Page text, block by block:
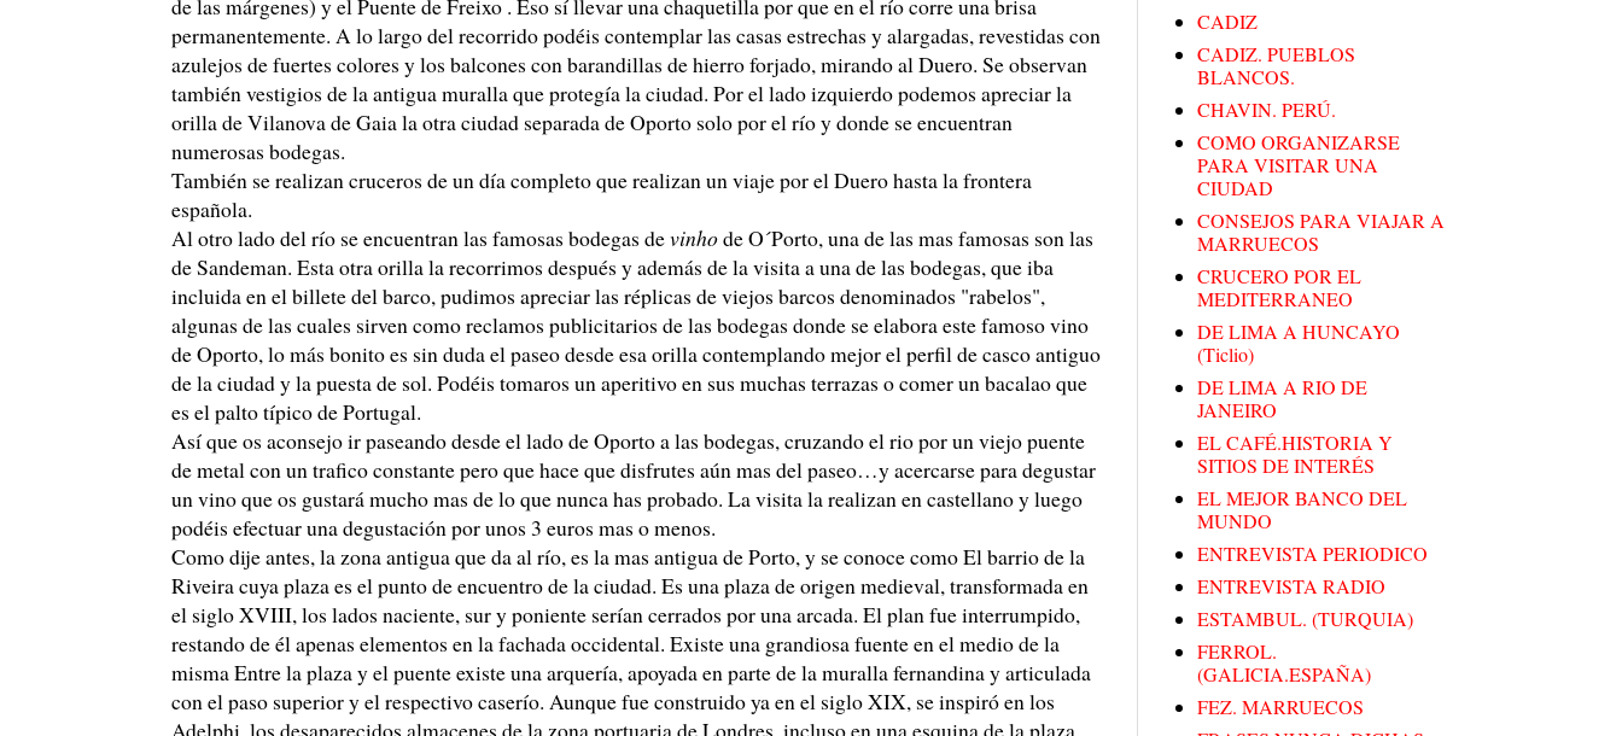
permanentemente. A lo largo del recorrido podéis contemplar las casas estrechas y alargadas, revestidas con
azulejos de fuertes colores y los balcones con barandillas de hierro forjado, mirando al Duero. Se observan
también vestigios de la antigua muralla que protegía la ciudad. Por el lado izquierdo podemos apreciar la
orilla de Vilanova de Gaia la otra ciudad separada de Oporto solo por el río y donde se encuentran
numerosas bodegas.
También se realizan cruceros de un día completo que realizan un viaje por el Duero hasta la frontera
española.
Al otro lado del río se encuentran las famosas bodegas devinhode O´Porto, una de las mas famosas son las
de Sandeman. Esta otra orilla la recorrimos después y además de la visita a una de las bodegas, que iba
incluida en el billete del barco, pudimos apreciar las réplicas de viejos barcos denominados "rabelos",
algunas de las cuales sirven como reclamos publicitarios de las bodegas donde se elabora este famoso vino
de Oporto, lo más bonito es sin duda el paseo desde esa orilla contemplando mejor el perfil de casco antiguo
de la ciudad y la puesta de sol. Podéis tomaros un aperitivo en sus muchas terrazas o comer un bacalao que
es el palto típico de Portugal.
Así que os aconsejo ir paseando desde el lado de Oporto a las bodegas, cruzando el rio por un viejo puente
de metal con un trafico constante pero que hace que disfrutes aún mas del paseo…y acercarse para degustar
un vino que os gustará mucho mas de lo que nunca has probado. La visita la realizan en castellano y luego
podéis efectuar una degustación por unos 3 euros mas o menos.
Como dije antes, la zona antigua que da al río, es la mas antigua de Porto, y se conoce como El barrio de la
Riveira cuya plaza es el punto de encuentro de la ciudad. Es una plaza de origen medieval, transformada en
el siglo XVIII, los lados naciente, sur y poniente serían cerrados por una arcada. El plan fue interrumpido,
restando de él apenas elementos en la fachada occidental. Existe una grandiosa fuente en el medio de la
misma Entre la plaza y el puente existe una arquería, apoyada en parte de la muralla fernandina y articulada
con el paso superior y el respectivo caserío. Aunque fue construido ya en el siglo XIX, se inspiró en los
Adelphi, los desaparecidos almacenes de la zona portuaria de Londres, incluso en una esquina de la plaza
CADIZ
CADIZ. PUEBLOS
BLANCOS.
CHAVIN. PERÚ.
COMO ORGANIZARSE
PARA VISITAR UNA
CIUDAD
CONSEJOS PARA VIAJAR A
MARRUECOS
CRUCERO POR EL
MEDITERRANEO
DE LIMA A HUNCAYO
(Ticlio)
DE LIMA A RIO DE
JANEIRO
EL CAFÉ.HISTORIA Y
SITIOS DE INTERÉS
EL MEJOR BANCO DEL
MUNDO
ENTREVISTA PERIODICO
ENTREVISTA RADIO
ESTAMBUL. (TURQUIA)
FERROL.
(GALICIA.ESPAÑA)
FEZ. MARRUECOS